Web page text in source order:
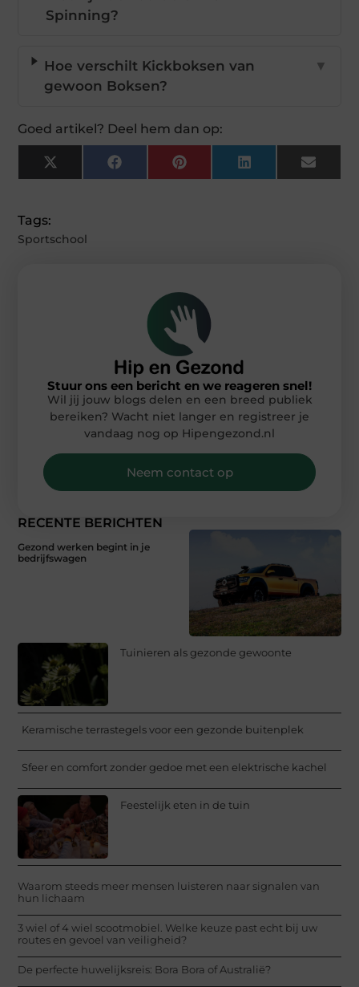
Spinning?
Hoe verschilt Kickboksen van
gewoon Boksen?
▼
Goed artikel? Deel hem dan op:
X
(Twitter)
FacebookPinterestLinkedInEmail
Tags:
Sportschool
RECENTE BERICHTEN
Gezond werken begint in je
bedrijfswagen
Tuinieren als gezonde gewoonte
Keramische terrastegels voor een gezonde buitenplek
Sfeer en comfort zonder gedoe met een elektrische kachel
Feestelijk eten in de tuin
Waarom steeds meer mensen luisteren naar signalen van
hun lichaam
3 wiel of 4 wiel scootmobiel. Welke keuze past echt bij uw
routes en gevoel van veiligheid?
De perfecte huwelijksreis: Bora Bora of Australië?
Stuur ons een bericht en we reageren snel!
Wil jij jouw blogs delen en een breed publiek
bereiken? Wacht niet langer en registreer je
vandaag nog op Hipengezond.nl
Neem contact op